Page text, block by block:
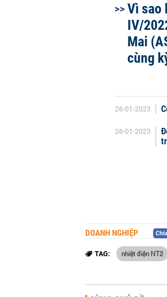
Vì sao
IV/
Mai
cùng
26-01-2023
26-01-2023
DOANH NGHIỆP
TAG: nhiệt điện NT2